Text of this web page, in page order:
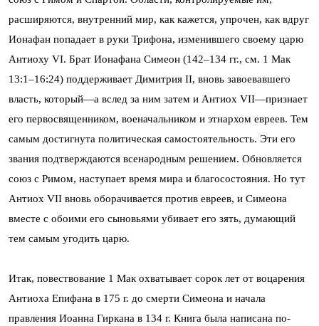
расширяются, внутренний мир, как кажется, упрочен, как вдруг
Ионафан попадает в руки Трифона, изменившего своему царю
Антиоху VI. Брат Ионафана Симеон (142–134 гг., см. 1 Мак
13:1–16:24) поддерживает Димитрия II, вновь завоевавшего
власть, который—а вслед за ним затем и Антиох VII—признает
его первосвященником, военачальником и этнархом евреев. Тем
самым достигнута политическая самостоятельность. Эти его
звания подтверждаются всенародным решением. Обновляется
союз с Римом, наступает время мира и благосостояния. Но тут
Антиох VII вновь оборачивается против евреев, и Симеона
вместе с обоими его сыновьями убивает его зять, думающий
тем самым угодить царю.
Итак, повествование 1 Мак охватывает сорок лет от воцарения
Антиоха Епифана в 175 г. до смерти Симеона и начала
правления Иоанна Гиркана в 134 г. Книга была написана по-